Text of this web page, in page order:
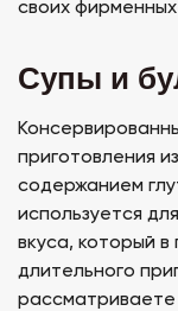
своих
Супы и
приготовления
содержанием
используется
вкуса, который
длительного
рассматриваете